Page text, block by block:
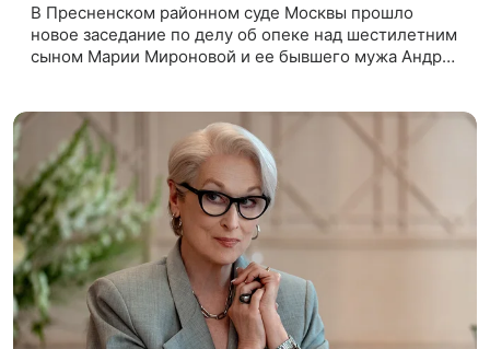
В Пресненском районном суде Москвы прошло
новое заседание по делу об опеке над шестилетним
сыном Марии Мироновой и ее бывшего мужа Андрея